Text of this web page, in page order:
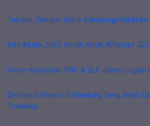
Tempat-Tempat Untuk Dikunjungi Sebelum
Info Mudik 2025: Mudik Asyik Alfamart
Peran Konsultan PBG & SLF dalam
Destinasi Wisata Di Bandung Yang Wajib
Traveling